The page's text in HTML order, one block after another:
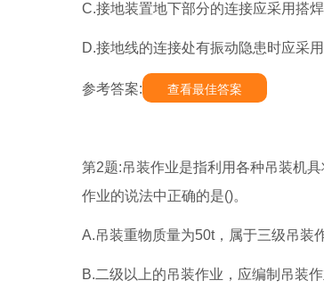
C.接地装置地下部分的连接应采用搭焊
D.接地线的连接处有振动隐患时应采
参考答案: 查看最佳答案
第2题:吊装作业是指利用各种吊装机
作业的说法中正确的是()。
A.吊装重物质量为50t，属于三级吊装
B.二级以上的吊装作业，应编制吊装